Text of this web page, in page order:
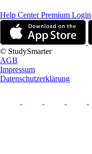
Help CenterPremium Login
© StudySmarter
AGB
Impressum
Datenschutzerklärung